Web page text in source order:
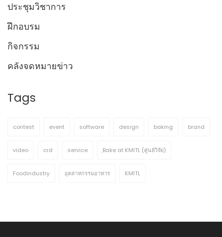
ประชุมวิชาการ
ฝึกอบรม
กิจกรรม
คลังจดหมายข่าว
Tags
contest event software design baking brand
video crd service ฺBake at KMITL (ศูนย์วิจัย)
Foodindustry อุตสาหกรรมอาหาร KMITL